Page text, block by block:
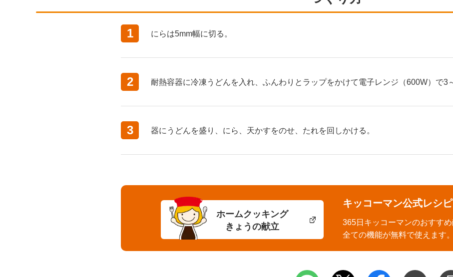
1 にらは5mm幅に切る。
2 耐熱容器に冷凍うどんを入れ、ふんわりとラップをかけて電子レンジ（600W）で3
3 器にうどんを盛り、にら、天かすをのせ、たれを回しかける。
ホームクッキング
きょうの献立
キッコーマン公式レシ
365日キッコーマンのおすす
全ての機能が無料で使えます。